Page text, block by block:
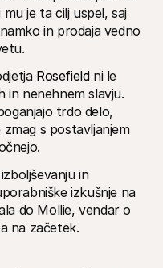
strankam
podjetju
je ta cilj uspel, saj
in prodaja vedno
Rosefield ni le
in nenehnem slavju.
trdo delo,
s postavljanjem
in
izkušnje na
do Mollie, vendar o
na začetek.